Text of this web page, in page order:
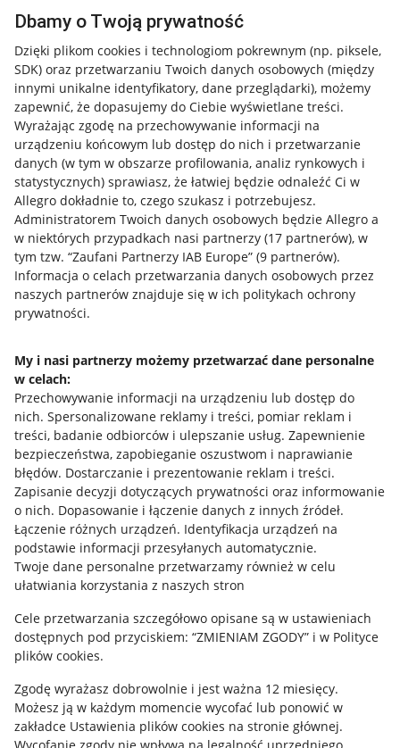
Dbamy o Twoją prywatność
Dzięki plikom cookies i technologiom pokrewnym (np. piksele,
SDK) oraz przetwarzaniu Twoich danych osobowych (między
innymi unikalne identyfikatory, dane przeglądarki), możemy
zapewnić, że dopasujemy do Ciebie wyświetlane treści.
Wyrażając zgodę na przechowywanie informacji na
urządzeniu końcowym lub dostęp do nich i przetwarzanie
danych (w tym w obszarze profilowania, analiz rynkowych i
statystycznych) sprawiasz, że łatwiej będzie odnaleźć Ci w
Allegro dokładnie to, czego szukasz i potrzebujesz.
Administratorem Twoich danych osobowych będzie Allegro a
w niektórych przypadkach nasi partnerzy (17 partnerów), w
tym tzw. “Zaufani Partnerzy IAB Europe” (9 partnerów).
Informacja o celach przetwarzania danych osobowych przez
naszych partnerów znajduje się w ich politykach ochrony
prywatności.
My i nasi partnerzy możemy przetwarzać dane personalne
w celach:
Przechowywanie informacji na urządzeniu lub dostęp do
nich. Spersonalizowane reklamy i treści, pomiar reklam i
treści, badanie odbiorców i ulepszanie usług. Zapewnienie
bezpieczeństwa, zapobieganie oszustwom i naprawianie
błędów. Dostarczanie i prezentowanie reklam i treści.
Zapisanie decyzji dotyczących prywatności oraz informowanie
o nich. Dopasowanie i łączenie danych z innych źródeł.
Łączenie różnych urządzeń. Identyfikacja urządzeń na
podstawie informacji przesyłanych automatycznie.
Twoje dane personalne przetwarzamy również w celu
ułatwiania korzystania z naszych stron
Cele przetwarzania szczegółowo opisane są w ustawieniach
dostępnych pod przyciskiem: “ZMIENIAM ZGODY” i w Polityce
plików cookies.
Zgodę wyrażasz dobrowolnie i jest ważna 12 miesięcy.
Możesz ją w każdym momencie wycofać lub ponowić w
zakładce Ustawienia plików cookies na stronie głównej.
Przydatne informacje
Jak to działa
Allegro Gadane dla sprzedających
Allegro Gadane dla kupujących
Mapa miejscowości
Informacje prawne
Regulamin
Polityka plików "cookies"
Ustawienia plików "cookies"
Udostępnianie lokalizacji
Informacje dla Aktu o Usługach Cyfrowych
Pobierz aplikację